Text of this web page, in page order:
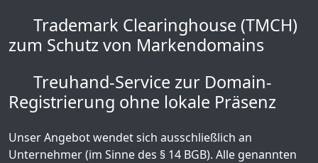
Trademark Clearinghouse (TMCH)
zum Schutz von Markendomains
Treuhand-Service zur Domain-
Registrierung ohne lokale Präsenz
Unser Angebot wendet sich ausschließlich an
Unternehmer (im Sinne des § 14 BGB). Alle genannten